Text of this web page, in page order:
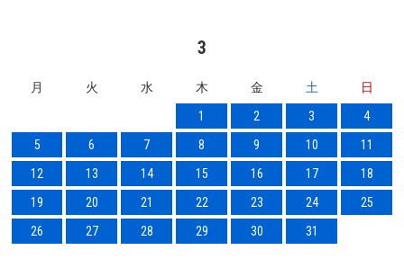
3
月 火 水 木 金 土
日
1
2 3
4
5
6 7 8 9 10
11
12
13 14 15 16 17
18
19
20 21 22 23 24
25
26
27 28 29 30 31